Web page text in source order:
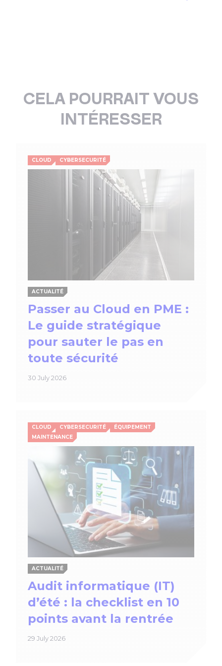
CELA POURRAIT VOUS
INTÉRESSER
CLOUD CYBERSECURITÉ
ACTUALITÉ
Passer au Cloud en PME :
Le guide stratégique
pour sauter le pas en
toute sécurité
30 July 2026
CLOUD CYBERSECURITÉ
ÉQUIPEMENT
MAINTENANCE
ACTUALITÉ
Audit informatique (IT)
d’été : la checklist en 10
points avant la rentrée
29 July 2026